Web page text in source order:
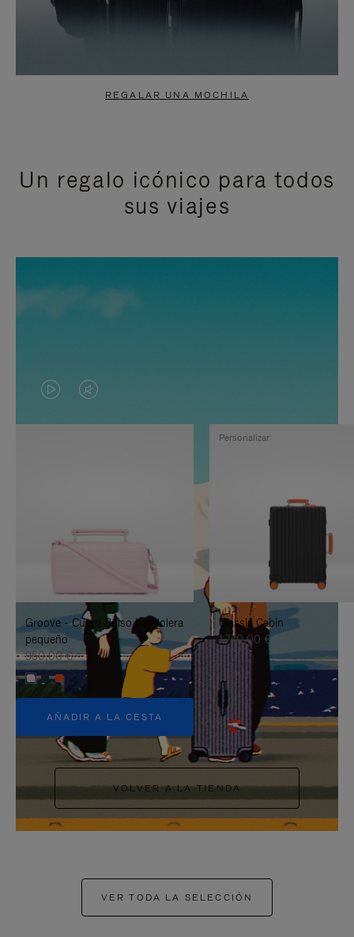
REGALAR UNA MOCHILA
Un regalo icónico para todos
sus viajes
EL
VÍDEO
PULSE
PAUSARLO.
EL
SONIDO
DESACTIVADO:
PULSE
PARA
ACTIVARLO.
Groove - Cuero Bolso bandolera
pequeño
950,00 €
+5
AÑADIR A LA CESTA
Classic Cabin
1.740,00 €
Personalizar
VOLVER A LA TIENDA
VER TODA LA SELECCIÓN